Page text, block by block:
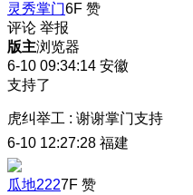
灵秀掌门6F 赞
评论 举报
版主浏览器
6-10 09:34:14 安徽
支持了
虎纠举工 : 谢谢掌门支持
6-10 12:27:28 福建
瓜地2227F 赞